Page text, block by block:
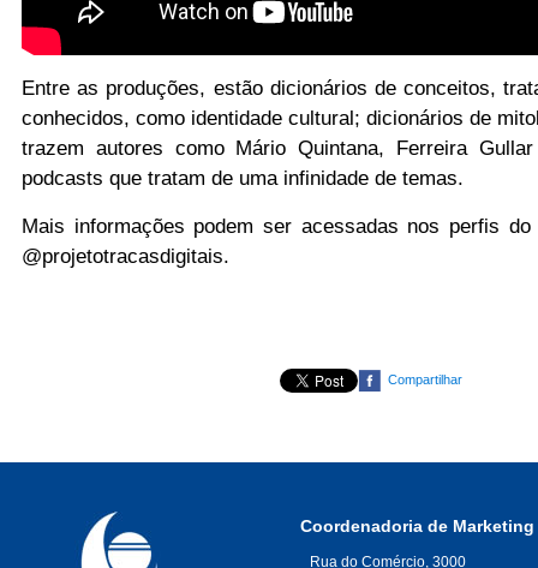
Entre as produções, estão dicionários de conceitos,
conhecidos, como identidade cultural; dicionários de
trazem autores como Mário Quintana, Ferreira
podcasts que tratam de uma infinidade de temas.
Mais informações podem ser acessadas nos perfis
@projetotracasdigitais.
Compartilhar
Coordenadoria de Marketing
Rua do Comércio, 3000